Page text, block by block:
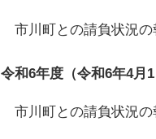
市川町との請負状況の
令和6年度（令和6年4月1
市川町との請負状況の